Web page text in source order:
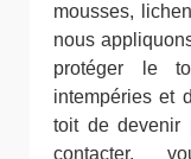
mousses,
nous
protéger le
intempéries et
toit de devenir
contacter,